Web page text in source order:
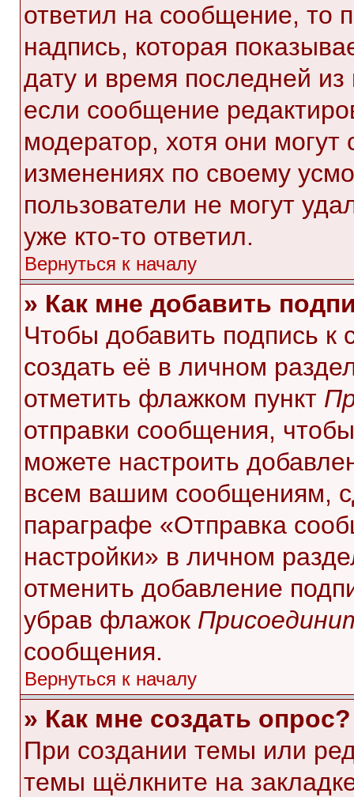
ответил на сообщение, то
надпись, которая
дату и время последней
если сообщение
модератор, хотя они
изменениях по своему
пользователи не могут
уже кто-то ответил.
Вернуться к началу
» Как мне добавить
Чтобы добавить подпись
создать её в личном
отметить флажком пункт
отправки сообщения,
можете настроить
всем вашим сообщениям,
параграфе «Отправка
настройки» в личном
отменить добавление
убрав флажок
сообщения.
Вернуться к началу
» Как мне создать опрос?
При создании темы или
темы щёлкните на